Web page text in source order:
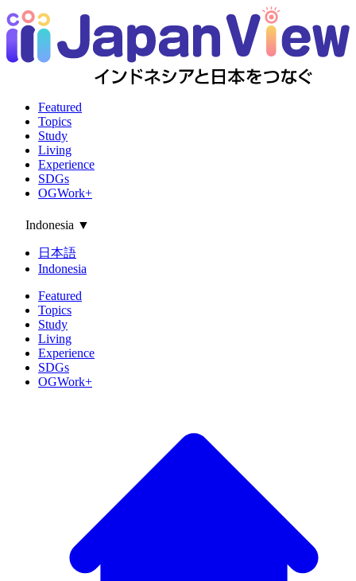
Featured
Topics
Study
Living
Experience
SDGs
OGWork+
Indonesia ▼
日本語
Indonesia
Featured
Topics
Study
Living
Experience
SDGs
OGWork+